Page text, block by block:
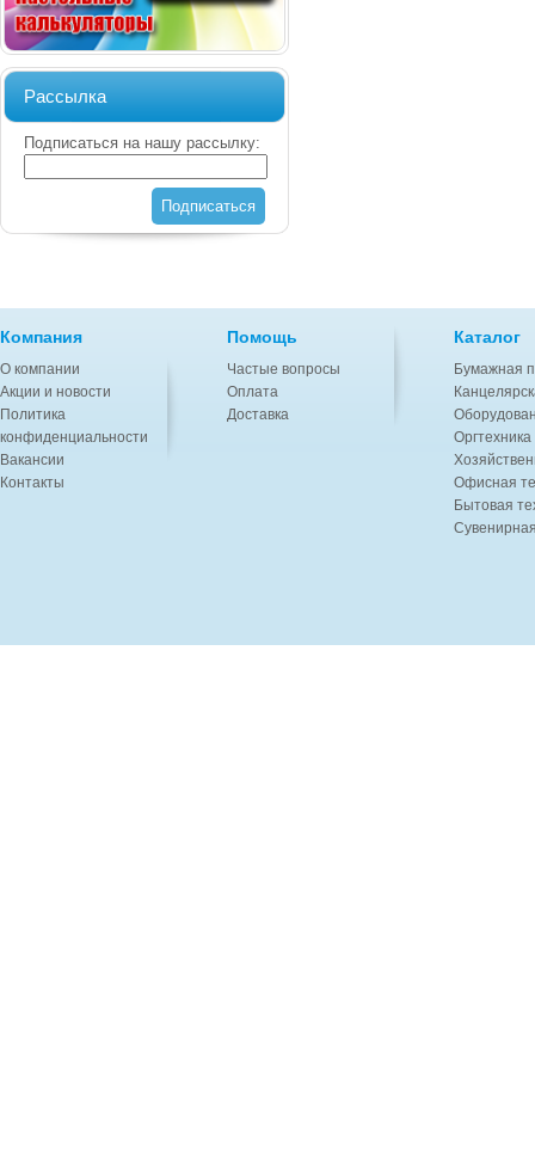
Рассылка
Подписаться на нашу рассылку:
Подписаться
Компания
О компании
Акции и новости
Политика
конфиденциальности
Вакансии
Контакты
Помощь
Частые вопросы
Оплата
Доставка
Каталог
Бумажная
Офисная
Бытовая